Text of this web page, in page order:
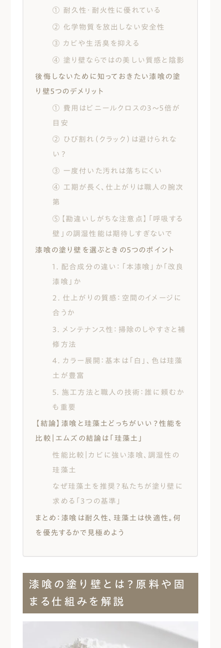
級、福祉用具専門相談員
① 耐久性・耐火性に優れている
② 化学物質を放出しない安全性
③ カビや生活臭を抑える
④ 塗り壁ならではの美しい質感と陰影
後悔しないために知っておきたい漆喰の塗
り壁5つのデメリット
① 費用はビニールクロスの3〜5倍が
目安
② ひび割れ（クラック）は避けられな
い？
③ 一度付いた汚れは落ちにくい
④ 工期が長く、仕上がりは職人の腕次
第
⑤【勘違いしがちな注意点】「呼吸する
壁」の調湿性能は期待しすぎないで
漆喰の塗り壁を選ぶときの5つのポイント
1. 配合成分の違い：「本漆喰」か「改良
漆喰」か
2. 仕上がりの質感：空間のイメージに
合うか
3. メンテナンス性：掃除のしやすさと補
修方法
4. カラー展開：基本は「白」、色は珪藻
土が豊富
5. 施工方法と職人の技術：誰に頼むか
も重要
【結論】漆喰と珪藻土どっちがいい？性能を
比較｜エムズの結論は「珪藻土」
性能比較｜カビに強い漆喰、調湿性の
珪藻土
なぜ珪藻土を推奨？私たちが塗り壁に
求める「3つの基準」
まとめ：漆喰は耐久性、珪藻土は快適性。何
を優先するかで見極めよう
漆喰の塗り壁とは？原料や固
まる仕組みを解説